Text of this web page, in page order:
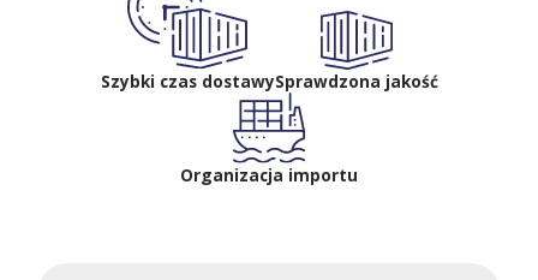
Szybki czas dostawySprawdzona jakość
Organizacja importu